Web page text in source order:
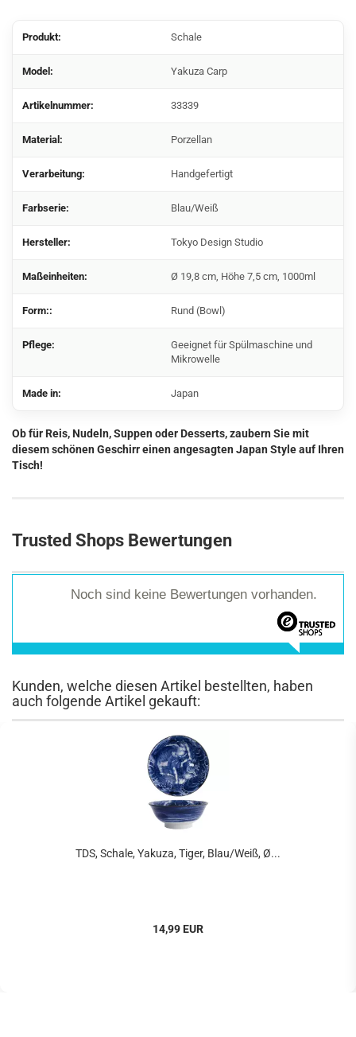
Produkt: Schale
Model: Yakuza Carp
Artikelnummer: 33339
Material: Porzellan
Verarbeitung: Handgefertigt
Farbserie: Blau/Weiß
Hersteller: Tokyo Design Studio
Maßeinheiten: Ø 19,8 cm, Höhe 7,5 cm, 1000ml
Form:: Rund (Bowl)
Pflege:
Geeignet für Spülmaschine und
Mikrowelle
Made in: Japan
Ob für Reis, Nudeln, Suppen oder Desserts, zaubern Sie mit
diesem schönen Geschirr einen angesagten Japan Style auf Ihren
Tisch!
Trusted Shops Bewertungen
Noch sind keine Bewertungen vorhanden.
Kunden, welche diesen Artikel bestellten, haben
auch folgende Artikel gekauft:
TDS, Schale, Yakuza, Tiger, Blau/Weiß, Ø...
14,99 EUR